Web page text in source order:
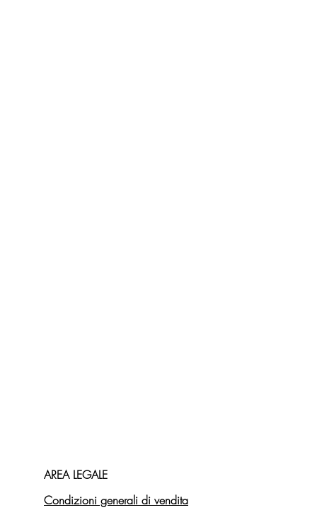
AREA LEGALE
Condizioni generali di vendita